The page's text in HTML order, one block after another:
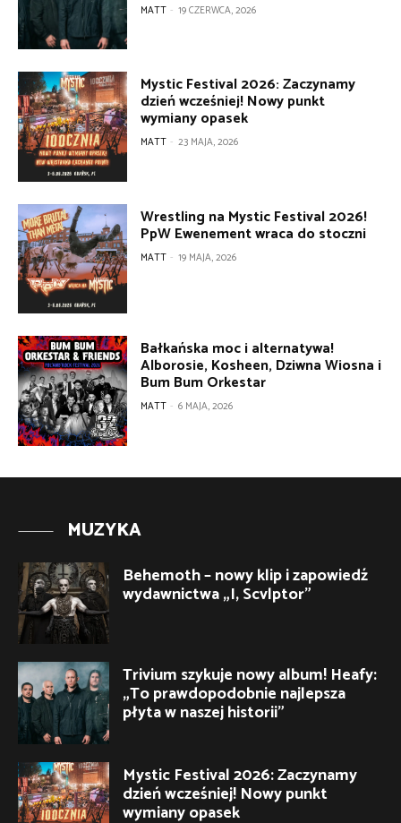
MATT - 19 CZERWCA, 2026
Mystic Festival 2026: Zaczynamy
dzień wcześniej! Nowy punkt
wymiany opasek
MATT - 23 MAJA, 2026
Wrestling na Mystic Festival 2026!
PpW Ewenement wraca do stoczni
MATT - 19 MAJA, 2026
Bałkańska moc i alternatywa!
Alborosie, Kosheen, Dziwna Wiosna i
Bum Bum Orkestar
MATT - 6 MAJA, 2026
MUZYKA
Behemoth – nowy klip i zapowiedź
wydawnictwa „I, Scvlptor”
Trivium szykuje nowy album! Heafy:
„To prawdopodobnie najlepsza
płyta w naszej historii”
Mystic Festival 2026: Zaczynamy
dzień wcześniej! Nowy punkt
wymiany opasek